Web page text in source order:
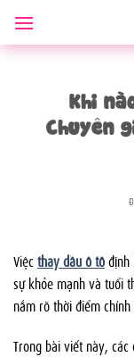
qua
nội
Khi
Chuyên
Việcthay dầu ô tôđịnh
sự khỏe mạnh và tuổi
nắm rõ thời điểm
Trong bài viết này,